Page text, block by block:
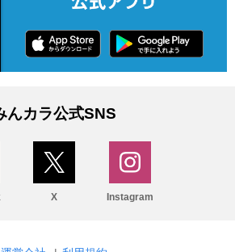
んカラ公式SNS
X Instagram